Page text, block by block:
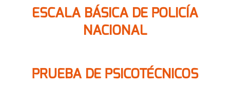
ESCALA BÁSICA DE POLICÍA
NACIONAL
PRUEBA DE PSICOTÉCNICOS